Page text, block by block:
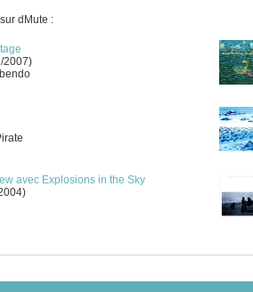
dMute :
2007)
avec Explosions in the Sky